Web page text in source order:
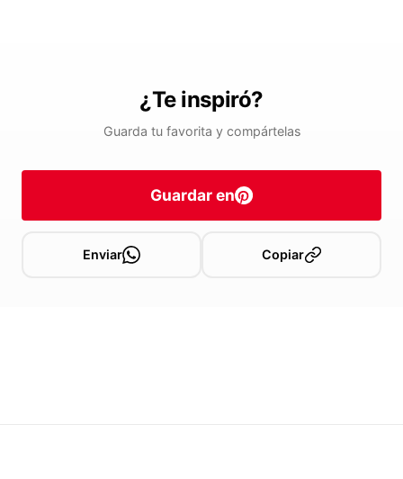
¿Te inspiró?
Guarda tu favorita y compártelas
Guardar en
Enviar Copiar